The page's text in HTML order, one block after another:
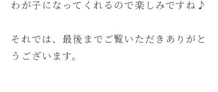
わが子になってくれるので楽しみですね♪
それでは、最後までご覧いただきありがと
うございます。